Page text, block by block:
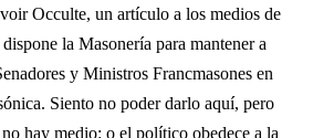
Occulte, un artículo a los medios de
la Masonería para mantener a
y Ministros Francmasones en
Siento no poder darlo aquí, pero
hay medio: o el político obedece a la